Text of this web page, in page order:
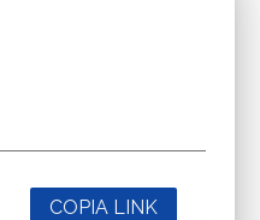
COPIA LINK